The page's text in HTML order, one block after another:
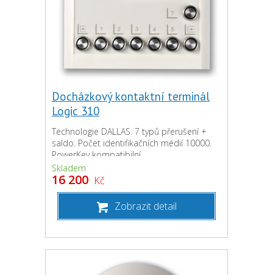
Docházkový kontaktní terminál
Logic 310
Technologie DALLAS. 7 typů přerušení +
saldo. Počet identifikačních médií 10000.
PowerKey kompatibilní.
Skladem
16 200 Kč
Zobrazit detail